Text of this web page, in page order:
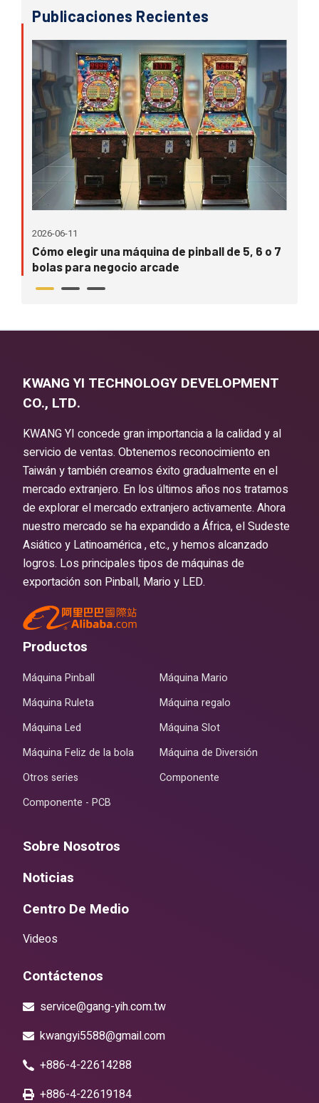
Publicaciones Recientes
2026-06-11
Cómo elegir una máquina de pinball de 5, 6 o 7
bolas para negocio arcade
KWANG YI TECHNOLOGY DEVELOPMENT
CO., LTD.
KWANG YI concede gran importancia a la calidad y al
servicio de ventas. Obtenemos reconocimiento en
Taiwán y también creamos éxito gradualmente en el
mercado extranjero. En los últimos años nos tratamos
de explorar el mercado extranjero activamente. Ahora
nuestro mercado se ha expandido a África, el Sudeste
Asiático y Latinoamérica , etc., y hemos alcanzado
logros. Los principales tipos de máquinas de
exportación son Pinball, Mario y LED.
Productos
Máquina Pinball
Máquina Mario
Máquina Ruleta
Máquina regalo
Máquina Led
Máquina Slot
Máquina Feliz de la bola
Máquina de Diversión
Otros series
Componente
Componente - PCB
Sobre Nosotros
Noticias
Centro De Medio
Videos
Contáctenos
service@gang-yih.com.tw
kwangyi5588@gmail.com
+886-4-22614288
+886-4-22619184